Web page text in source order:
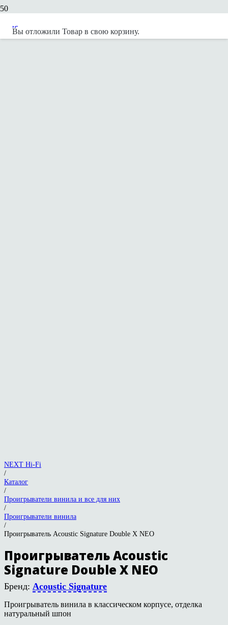
Вы отложили Товар в свою корзину.
NEXT Hi-Fi
/
Каталог
/
Проигрыватели винила и все для них
/
Проигрыватели винила
/
Проигрыватель Acoustic Signature Double X NEO
Проигрыватель Acoustic
Signature Double X NEO
Бренд: Acoustic Signature
Проигрыватель винила в классическом корпусе, отделка
натуральный шпон